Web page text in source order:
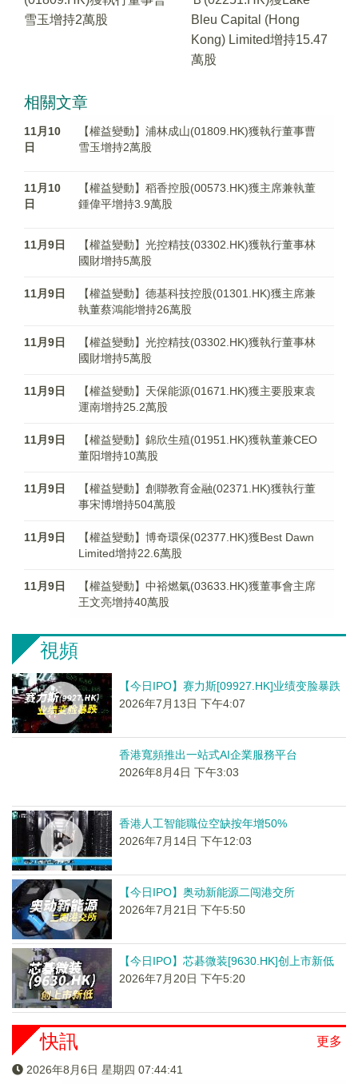
雪玉增持2萬股
Bleu Capital (Hong
Kong) Limited增持15.47
萬股
相關文章
11月10
日
【權益變動】浦林成山(01809.HK)獲執行董事曹
雪玉增持2萬股
11月10
日
【權益變動】稻香控股(00573.HK)獲主席兼執董
鍾偉平增持3.9萬股
11月9日
【權益變動】光控精技(03302.HK)獲執行董事林
國財增持5萬股
11月9日
【權益變動】德基科技控股(01301.HK)獲主席兼
執董蔡鴻能增持26萬股
11月9日
【權益變動】光控精技(03302.HK)獲執行董事林
國財增持5萬股
11月9日
【權益變動】天保能源(01671.HK)獲主要股東袁
運南增持25.2萬股
11月9日
【權益變動】錦欣生殖(01951.HK)獲執董兼CEO
董阳增持10萬股
11月9日
【權益變動】創聯教育金融(02371.HK)獲執行董
事宋博增持504萬股
11月9日
【權益變動】博奇環保(02377.HK)獲Best Dawn
Limited增持22.6萬股
11月9日
【權益變動】中裕燃氣(03633.HK)獲董事會主席
王文亮增持40萬股
視頻
【今日IPO】赛力斯[09927.HK]业绩变脸暴跌
2026年7月13日 下午4:07
香港寬頻推出一站式AI企業服務平台
2026年8月4日 下午3:03
香港人工智能職位空缺按年增50%
2026年7月14日 下午12:03
【今日IPO】奥动新能源二闯港交所
2026年7月21日 下午5:50
【今日IPO】芯碁微装[9630.HK]创上市新低
2026年7月20日 下午5:20
更多
快訊
2026年8月6日 星期四 07:44:41